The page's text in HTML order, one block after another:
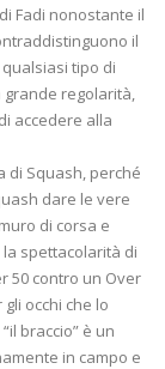
Fadi nonostante il
il
tipo di
grande regolarità,
accedere alla
di Squash, perché
dare le vere
di corsa e
spettacolarità di
50 contro un Over
occhi che lo
braccio” è un
in campo e